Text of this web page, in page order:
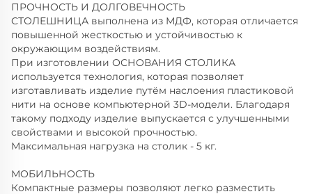
ПРОЧНОСТЬ И ДОЛГОВЕЧНОСТЬ
СТОЛЕШНИЦА выполнена из МДФ, которая отличается
повышенной жесткостью и устойчивостью к
окружающим воздействиям.
При изготовлении ОСНОВАНИЯ СТОЛИКА
используется технология, которая позволяет
изготавливать изделие путём наслоения пластиковой
нити на основе компьютерной 3D-модели. Благодаря
такому подходу изделие выпускается с улучшенными
свойствами и высокой прочностью.
Максимальная нагрузка на столик - 5 кг.
МОБИЛЬНОСТЬ
Компактные размеры позволяют легко разместить